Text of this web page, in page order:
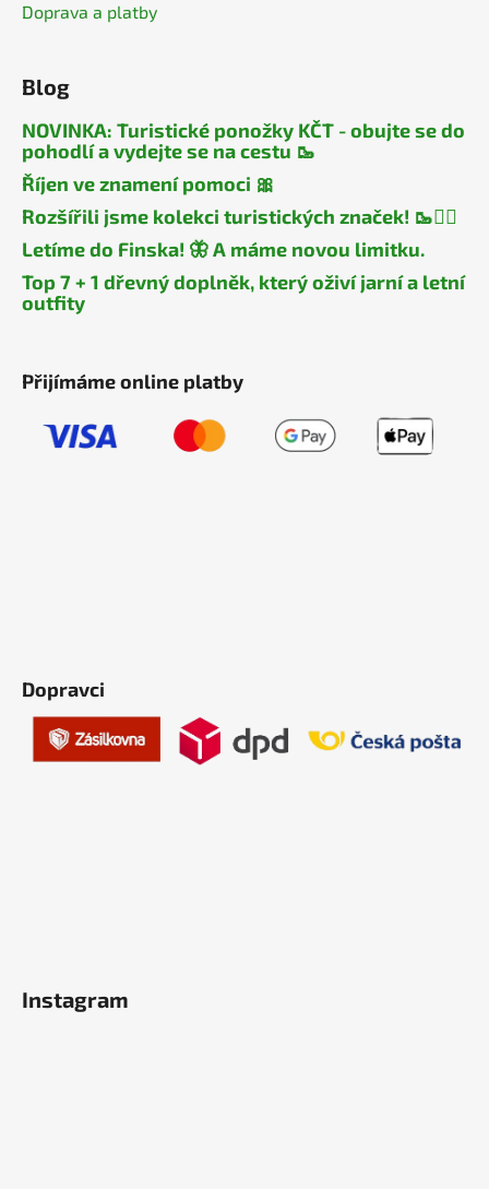
Doprava a platby
Blog
NOVINKA: Turistické ponožky KČT - obujte se do
pohodlí a vydejte se na cestu 🥾
Říjen ve znamení pomoci 🎀
Rozšířili jsme kolekci turistických značek! 🥾🧎‍♂️
Letíme do Finska! 🦋 A máme novou limitku.
Top 7 + 1 dřevný doplněk, který oživí jarní a letní
outfity
Přijímáme online platby
Dopravci
Instagram